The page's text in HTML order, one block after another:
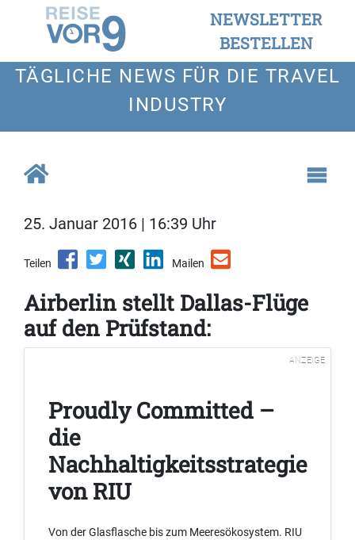
NEWSLETTER
BESTELLEN
TÄGLICHE NEWS FÜR DIE TRAVEL
INDUSTRY
25. Januar 2016 | 16:39 Uhr
Teilen Mailen
Airberlin stellt Dallas-Flüge
auf den Prüfstand:
ANZEIGE
Proudly Committed –
die
Nachhaltigkeitsstrategie
von RIU
Von der Glasflasche bis zum Meeresökosystem. RIU